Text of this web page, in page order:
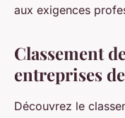
aux exigences
Classement
entreprises
Découvrez le